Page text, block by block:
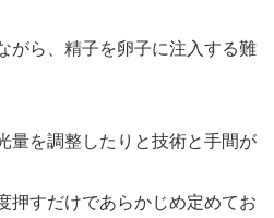
がら、精子を卵子に注入する難
量を調整したりと技術と手間が
押すだけであらかじめ定めてお